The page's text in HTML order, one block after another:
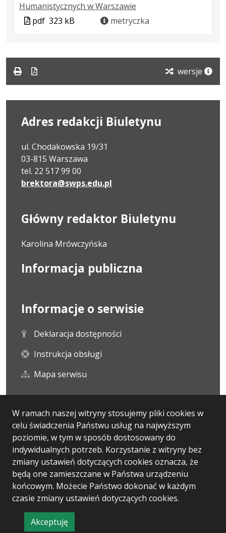
W ramach naszej witryny stosujemy pliki cookies w
celu świadczenia Państwu usług na najwyższym
poziomie, w tym w sposób dostosowany do
indywidualnych potrzeb. Korzystanie z witryny bez
zmiany ustawień dotyczących cookies oznacza, że
będą one zamieszczane w Państwa urządzeniu
końcowym. Możecie Państwo dokonać w każdym
czasie zmiany ustawień dotyczących cookies.
Akceptuję
Humanistycznych w Warszawie
Plik
Rozmiar
Otwiera
Plik
pdf 323 kB metryczka
wersje
Adres redakcji Biuletynu
ul. Chodakowska 19/31
03-815 Warszawa
tel. 22 517 99 00
brektora@swps.edu.pl
Główny redaktor Biuletynu
Karolina Mrówczyńska
Informacja publiczna
Informacje o serwisie
Deklaracja dostępności
Instrukcja obsługi
Mapa serwisu
Statystyka i dane osobowe
Statystyki oglądalności
Ostatnio dodane
Wersja systemu: 5.7.0 [13]
Ostatnia aktualizacja BIP: 30.07.2026 16:20
CMS i hosting: Logonet Sp. z o.o. w Bydgoszczy